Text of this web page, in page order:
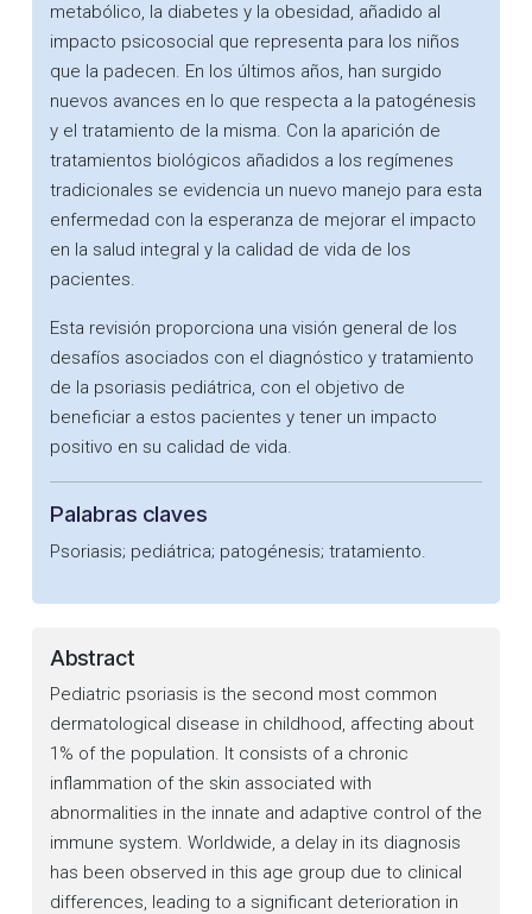
metabólico, la diabetes y la obesidad, añadido al
impacto psicosocial que representa para los niños
que la padecen. En los últimos años, han surgido
nuevos avances en lo que respecta a la patogénesis
y el tratamiento de la misma. Con la aparición de
tratamientos biológicos añadidos a los regímenes
tradicionales se evidencia un nuevo manejo para esta
enfermedad con la esperanza de mejorar el impacto
en la salud integral y la calidad de vida de los
pacientes.
Esta revisión proporciona una visión general de los
desafíos asociados con el diagnóstico y tratamiento
de la psoriasis pediátrica, con el objetivo de
beneficiar a estos pacientes y tener un impacto
positivo en su calidad de vida.
Palabras claves
Psoriasis; pediátrica; patogénesis; tratamiento.
Abstract
Pediatric psoriasis is the second most common
dermatological disease in childhood, affecting about
1% of the population. It consists of a chronic
inflammation of the skin associated with
abnormalities in the innate and adaptive control of the
immune system. Worldwide, a delay in its diagnosis
has been observed in this age group due to clinical
differences, leading to a significant deterioration in